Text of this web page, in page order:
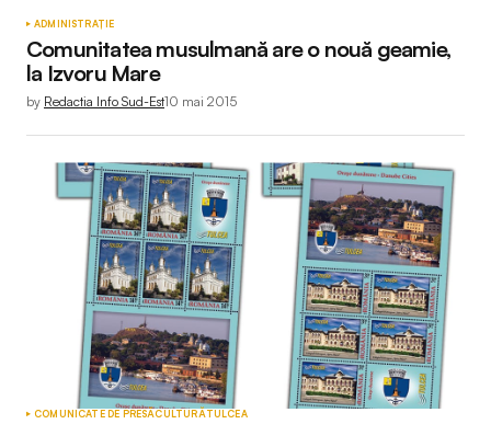
ADMINISTRAȚIE
Comunitatea musulmană are o nouă geamie,
la Izvoru Mare
by Redactia Info Sud-Est10 mai 2015
COMUNICATE DE PRESĂCULTURĂTULCEA